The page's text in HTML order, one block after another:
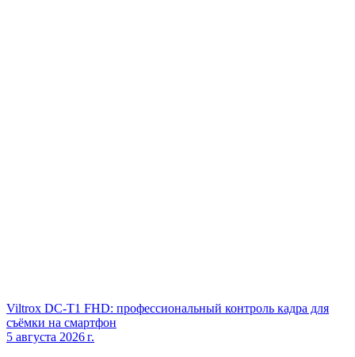
Viltrox DC‑T1 FHD: профессиональный контроль кадра для
съёмки на смартфон
5 августа 2026 г.